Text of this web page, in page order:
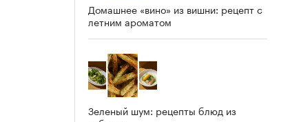
Домашнее «вино» из вишни: рецепт с
летним ароматом
Зеленый шум: рецепты блюд из